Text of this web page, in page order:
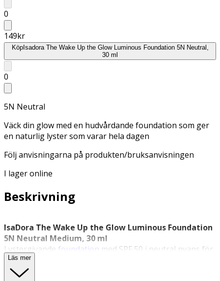
0
149kr
KöpIsadora The Wake Up the Glow Luminous Foundation 5N Neutral,
30 ml
0
5N Neutral
Väck din glow med en hudvårdande foundation som ger
en naturlig lyster som varar hela dagen
Följ anvisningarna på produkten/bruksanvisningen
I lager online
Beskrivning
IsaDora The Wake Up the Glow Luminous Foundation
5N Neutral Medium, 30 ml
Lystergivande foundation med SPF 50 i neutral nyans för
medium hudton.
IsaDora
Läs mer